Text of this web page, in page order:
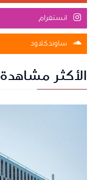
انستغرام
ساوندكلاود
الأكثر مشاهدة